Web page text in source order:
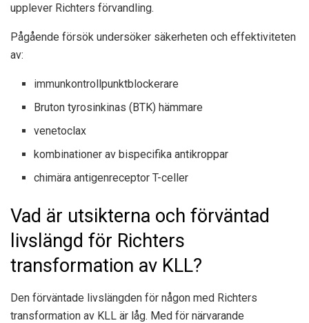
upplever Richters förvandling.
Pågående försök undersöker säkerheten och effektiviteten
av:
immunkontrollpunktblockerare
Bruton tyrosinkinas (BTK) hämmare
venetoclax
kombinationer av bispecifika antikroppar
chimära antigenreceptor T-celler
Vad är utsikterna och förväntad
livslängd för Richters
transformation av KLL?
Den förväntade livslängden för någon med Richters
transformation av KLL är låg. Med för närvarande